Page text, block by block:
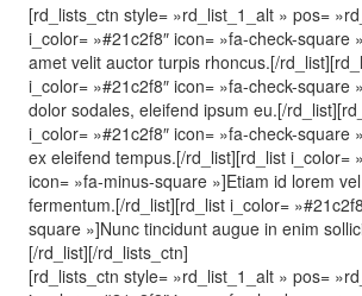
[rd_lists_ctn style= »rd_list_1_alt » pos=
i_color= »#21c2f8″ icon= »fa-check-square
amet velit auctor turpis rhoncus.[/
i_color= »#21c2f8″ icon= »fa-check-square
dolor sodales, eleifend ipsum eu.[/
i_color= »#21c2f8″ icon= »fa-check-square
ex eleifend tempus.[/rd_list][rd_list i_color=
icon= »fa-minus-square »]Etiam id lorem
fermentum.[/rd_list][rd_list i_color=
square »]Nunc tincidunt augue in enim
[/rd_list][/rd_lists_ctn]
[rd_lists_ctn style= »rd_list_1_alt » pos=